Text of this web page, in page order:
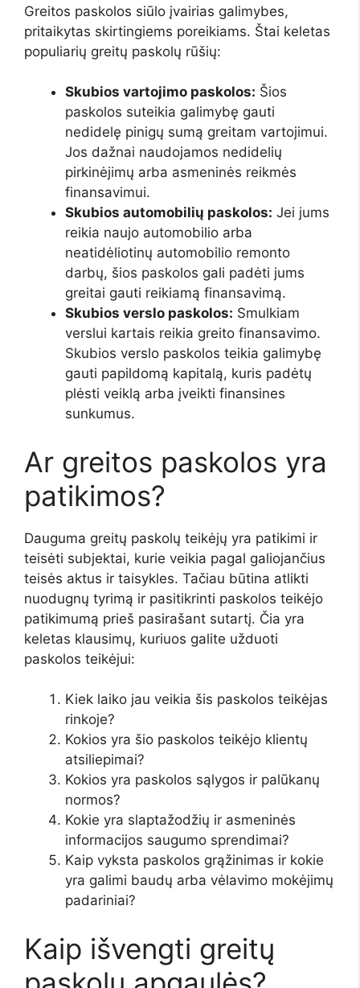
Greitos paskolos siūlo įvairias galimybes,
pritaikytas skirtingiems poreikiams. Štai keletas
populiarių greitų paskolų rūšių:
Skubios vartojimo paskolos: Šios
paskolos suteikia galimybę gauti
nedidelę pinigų sumą greitam vartojimui.
Jos dažnai naudojamos nedidelių
pirkinėjimų arba asmeninės reikmės
finansavimui.
Skubios automobilių paskolos: Jei jums
reikia naujo automobilio arba
neatidėliotinų automobilio remonto
darbų, šios paskolos gali padėti jums
greitai gauti reikiamą finansavimą.
Skubios verslo paskolos: Smulkiam
verslui kartais reikia greito finansavimo.
Skubios verslo paskolos teikia galimybę
gauti papildomą kapitalą, kuris padėtų
plėsti veiklą arba įveikti finansines
sunkumus.
Ar greitos paskolos yra
patikimos?
Dauguma greitų paskolų teikėjų yra patikimi ir
teisėti subjektai, kurie veikia pagal galiojančius
teisės aktus ir taisykles. Tačiau būtina atlikti
nuodugnų tyrimą ir pasitikrinti paskolos teikėjo
patikimumą prieš pasirašant sutartį. Čia yra
keletas klausimų, kuriuos galite užduoti
paskolos teikėjui:
Kiek laiko jau veikia šis paskolos teikėjas
rinkoje?
Kokios yra šio paskolos teikėjo klientų
atsiliepimai?
Kokios yra paskolos sąlygos ir palūkanų
normos?
Kokie yra slaptažodžių ir asmeninės
informacijos saugumo sprendimai?
Kaip vyksta paskolos grąžinimas ir kokie
yra galimi baudų arba vėlavimo mokėjimų
padariniai?
Kaip išvengti greitų